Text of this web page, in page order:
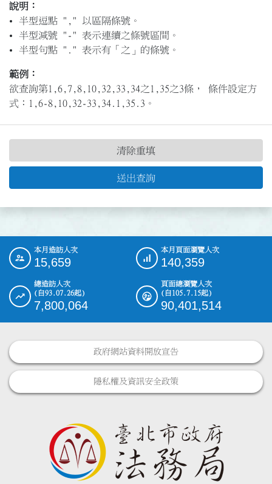
說明：
半型逗點 "," 以區隔條號。
半型減號 "-" 表示連續之條號區間。
半型句點 "." 表示有「之」的條號。
範例：
欲查詢第1,6,7,8,10,32,33,34之1,35之3條， 條件設定方
式：1,6-8,10,32-33,34.1,35.3。
送出查詢
清除重填
::: 本月造訪人次
15,659
本月頁面瀏覽人次
140,359
總造訪人次
(自93.07.26起)
7,800,064
頁面總瀏覽人次
(自105.7.15起)
90,401,514
政府網站資料開放宣告
隱私權及資訊安全政策